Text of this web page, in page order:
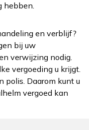
hebben.
en verblijf?
bij uw
verwijzing nodig.
vergoeding u krijgt.
polis. Daarom kunt u
vergoed kan